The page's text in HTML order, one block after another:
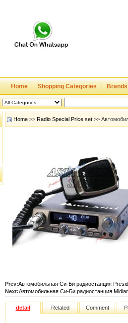
Home Shopping Categories Brands
Home >> Radio Special Price set >>
Prev:Автомобильная Си-Би радиостанция
Next:Автомобильная Си-Би радиостанция
detail Related Comment